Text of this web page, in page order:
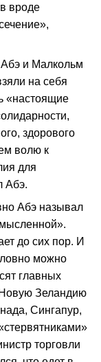
вроде
и Малкольм
на себя
«настоящие
здорового
волю к
для
Абэ.
Абэ называл
до сих пор. И
можно
главных
Зеландию
Сингапур,
торговли